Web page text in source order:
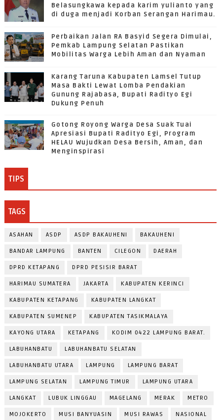
Belasungkawa kepada karim yulianto yang
di duga menjadi Korban Serangan Harimau.
Perbaikan Jalan RA Basyid Segera Dimulai,
Pemkab Lampung Selatan Pastikan
Mobilitas Warga Lebih Aman dan Nyaman
Karang Taruna Kabupaten Lamsel Tutup
Masa Bakti Lewat Lomba Pendakian
Gunung Rajabasa, Bupati Radityo Egi
Dukung Penuh
Gotong Royong Warga Desa Suak Tuai
Apresiasi Bupati Radityo Egi, Program
HELAU Wujudkan Desa Bersih, Aman, dan
Menginspirasi
TIPS
TAGS
ASAHAN ASDP ASDP BAKAUHENI BAKAUHENI
BANDAR LAMPUNG BANTEN CILEGON DAERAH
DPRD KETAPANG DPRD PESISIR BARAT
HARIMAU SUMATERA JAKARTA KABUPATEN KERINCI
KABUPATEN KETAPANG KABUPATEN LANGKAT
KABUPATEN SUMENEP KABUPATEN TASIKMALAYA
KAYONG UTARA KETAPANG KODIM 0422 LAMPUNG BARAT.
LABUHANBATU LABUHANBATU SELATAN
LABUHANBATU UTARA LAMPUNG LAMPUNG BARAT
LAMPUNG SELATAN LAMPUNG TIMUR LAMPUNG UTARA
LANGKAT LUBUK LINGGAU MAGELANG MERAK METRO
MOJOKERTO MUSI BANYUASIN MUSI RAWAS NASIONAL